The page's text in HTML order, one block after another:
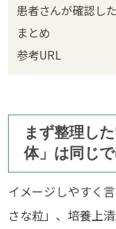
患者さんが確認し
まとめ
参考URL
まず整理し
体」は同じ
イメージしやすく
さな粒」、培養上